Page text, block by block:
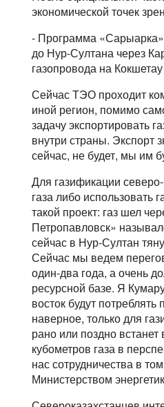
экономической точек
- Программа «Сарыарка»
до Нур-Султана через
газопровода на
Сейчас ТЭО проходит
иной регион, помимо
задачу экспортировать
внутри страны. Экспорт
сейчас, не будет, мы им
Для газификации
газа либо использовать
такой проект: газ шел
Петропавловск»
сейчас в Нур-Султан
Сейчас мы ведем
один-два года, а очень
ресурсной базе. Я
восток будут
наверное, только для
рано или поздно
кубометров газа в
нас сотрудничества в
Министерством